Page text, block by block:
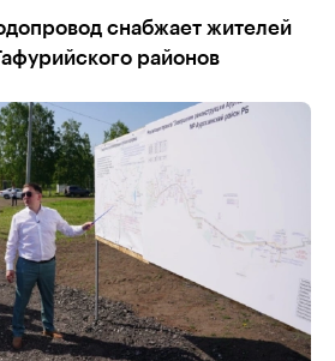
снабжает жителей
районов